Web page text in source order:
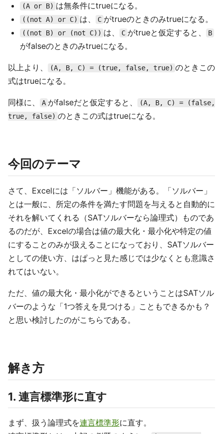
(A or B) は無条件にtrueになる。
((not A) or C) は、 C がtrueのときのみtrueになる。
((not B) or (not C)) は、 C がtrueと仮定すると、 B
がfalseのときのみtrueになる。
以上より、 (A, B, C) = (true, false, true) のときこの
式はtrueになる。
同様に、 A がfalseだと仮定すると、
(A, B, C) = (false,
true, false) のときこの式はtrueになる。
今回のテーマ
さて、Excelには「ソルバー」機能がある。「ソルバー」
とは一般に、所定の条件を満たす問題を与えると自動的に
それを解いてくれる（SATソルバーなら論理式）ものであ
るのだが、Excelの場合は値の最大化・最小化や特定の値
にすることのみが扱えることになっており、SATソルバー
としての使い方、はぱっと見た感じでは少なくとも意識さ
れてはいない。
ただ、値の最大化・最小化ができるということはSATソル
バーのような「1つ答えを見つける」こともできるかも？
と思い検討したのがこちらである。
解き方
1. 連言標準形に直す
まず、扱う論理式を連言標準形に直す。